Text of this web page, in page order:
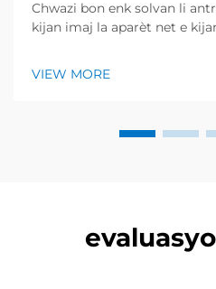
Chwazi bon enk solvan li
kijan imaj la aparèt net e
esentiel pou chek avan...
VIEW MORE